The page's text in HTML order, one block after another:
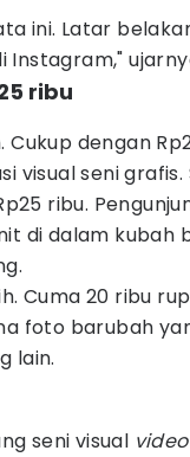
ini. Latar
ribu
dengan
visual seni
ribu.
di dalam kubah
Cuma 20 ribu
foto barubah
lain.
seni visual video